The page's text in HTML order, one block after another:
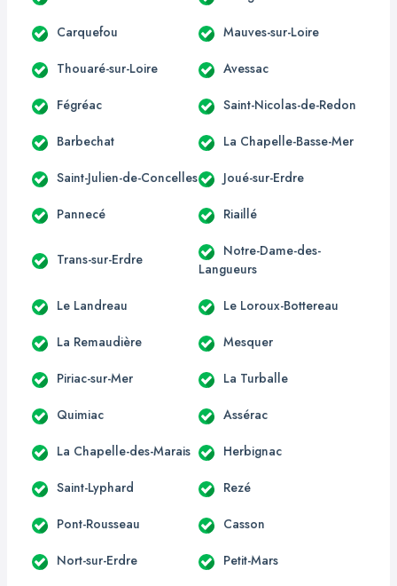
Carquefou Mauves-sur-Loire
Thouaré-sur-Loire Avessac
Fégréac Saint-Nicolas-de-Redon
Barbechat La Chapelle-Basse-Mer
Saint-Julien-de-Concelles Joué-sur-Erdre
Pannecé Riaillé
Trans-sur-Erdre
Notre-Dame-des-
Langueurs
Le Landreau Le Loroux-Bottereau
La Remaudière Mesquer
Piriac-sur-Mer La Turballe
Quimiac Assérac
La Chapelle-des-Marais Herbignac
Saint-Lyphard Rezé
Pont-Rousseau Casson
Nort-sur-Erdre Petit-Mars